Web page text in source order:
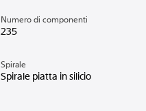
Numero di componenti
235
Spirale
Spirale piatta in silicio